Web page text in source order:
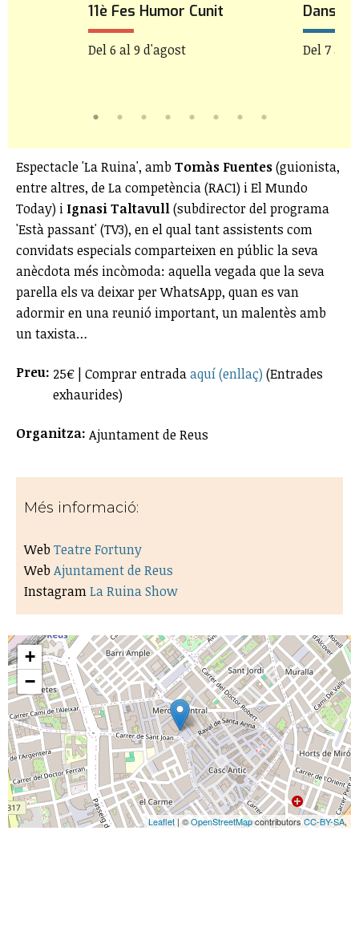
11è Fes Humor Cunit
Del 6 al 9 d'agost Del 7 al
Espectacle 'La Ruina', ambTomàs Fuentes(guionista,
entre altres, de La competència (RAC1) i El Mundo
Today) i Ignasi Taltavull(subdirector del programa
'Està passant' (TV3), en el qual tant assistents com
convidats especials comparteixen en públic la seva
anècdota més incòmoda: aquella vegada que la seva
parella els va deixar per WhatsApp, quan es van
adormir en una reunió important, un malentès amb
un taxista…
Preu: 25€ | Comprar entradaaquí (enllaç) (Entrades
exhaurides)
Organitza: Ajuntament de Reus
Més informació:
WebTeatre Fortuny
WebAjuntament de Reus
InstagramLa Ruina Show
+
−
Leaflet | ©OpenStreetMapcontributorsCC-BY-SA,